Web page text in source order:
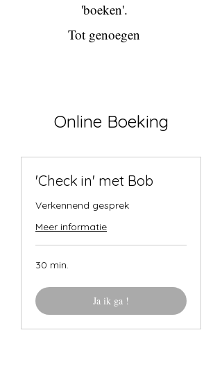
'boeken'.
Tot genoegen
Online Boeking
'Check in' met Bob
Verkennend gesprek
Meer informatie
30 min.
Ja ik ga !